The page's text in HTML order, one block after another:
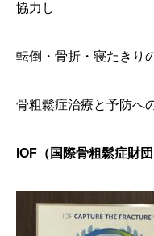
協力し
転倒・骨折・寝たきり
骨粗鬆症治療と予防へ
IOF（国際骨粗鬆症財